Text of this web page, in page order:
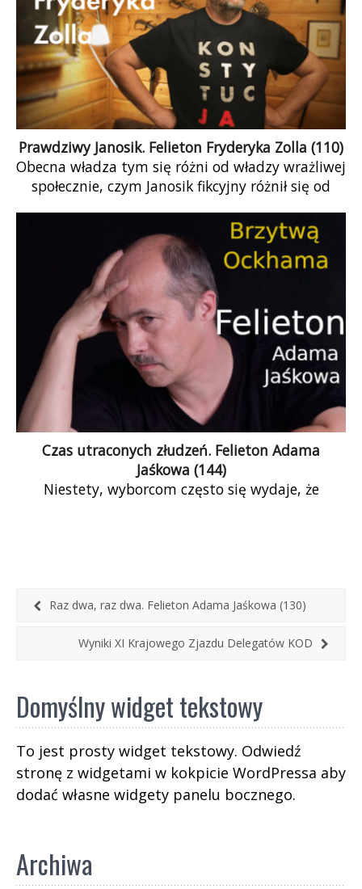
Prawdziwy Janosik. Felieton Fryderyka Zolla (110)
Obecna władza tym się różni od władzy wrażliwej
społecznie, czym Janosik fikcyjny różnił się od
Czas utraconych złudzeń. Felieton Adama
Jaśkowa (144)
Niestety, wyborcom często się wydaje, że
się kolejne wybory. A potem… oby nie było gorzej.
Raz dwa, raz dwa. Felieton Adama Jaśkowa (130)
Wyniki XI Krajowego Zjazdu Delegatów KOD
Domyślny widget tekstowy
To jest prosty widget tekstowy. Odwiedź
stronę z widgetami w kokpicie WordPressa aby
dodać własne widgety panelu bocznego.
Archiwa